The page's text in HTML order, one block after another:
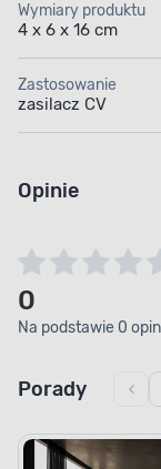
Wymiary produktu
4 x 6 x 16 cm
Zastosowanie
zasilacz CV
Opinie
0
Na podstawie 0
Porady